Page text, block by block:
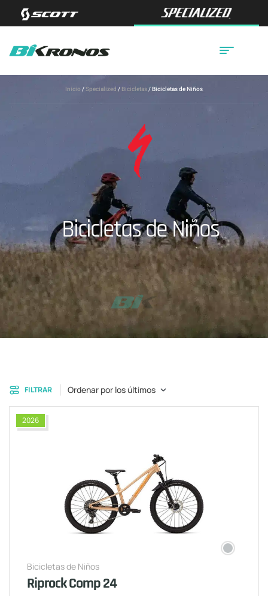
Inicio /Specialized / Bicicletas/ Bicicletas de Niños
Bicicletas de Niños
FILTRAR Ordenar por los últimos
2026
Bicicletas de Niños
Riprock Comp 24